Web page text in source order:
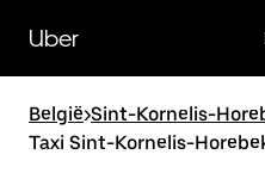
naar
hoofdinhoud
Uber
België>Sint-Kornelis-
Taxi Sint-Kornelis-